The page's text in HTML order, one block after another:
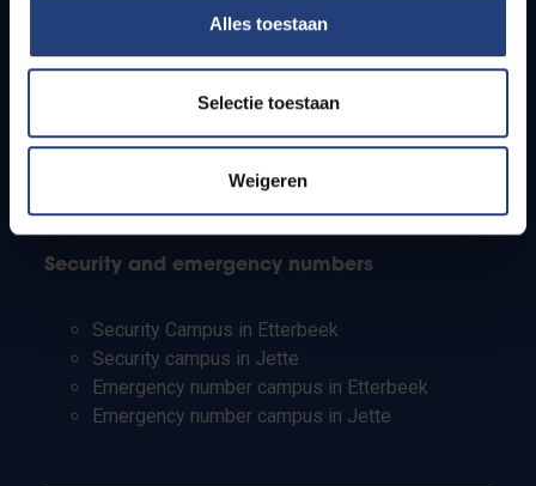
Alles toestaan
Selectie toestaan
Weigeren
Students
PhD students
Teachers and secondary schools
Working students
Security and emergency numbers
Security Campus in Etterbeek
Security campus in Jette
Emergency number campus in Etterbeek
Emergency number campus in Jette